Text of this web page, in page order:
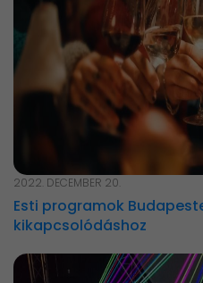
2022. DECEMBER 20.
Esti programok
kikapcsolódáshoz